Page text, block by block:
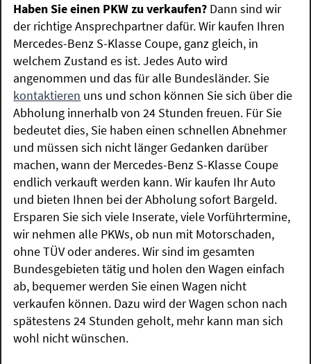
Haben Sie einen PKW zu verkaufen? Dann sind wir
der richtige Ansprechpartner dafür. Wir kaufen Ihren
Mercedes-Benz S-Klasse Coupe, ganz gleich, in
welchem Zustand es ist. Jedes Auto wird
angenommen und das für alle Bundesländer. Sie
kontaktieren uns und schon können Sie sich über die
Abholung innerhalb von 24 Stunden freuen. Für Sie
bedeutet dies, Sie haben einen schnellen Abnehmer
und müssen sich nicht länger Gedanken darüber
machen, wann der Mercedes-Benz S-Klasse Coupe
endlich verkauft werden kann. Wir kaufen Ihr Auto
und bieten Ihnen bei der Abholung sofort Bargeld.
Ersparen Sie sich viele Inserate, viele Vorführtermine,
wir nehmen alle PKWs, ob nun mit Motorschaden,
ohne TÜV oder anderes. Wir sind im gesamten
Bundesgebieten tätig und holen den Wagen einfach
ab, bequemer werden Sie einen Wagen nicht
verkaufen können. Dazu wird der Wagen schon nach
spätestens 24 Stunden geholt, mehr kann man sich
wohl nicht wünschen.